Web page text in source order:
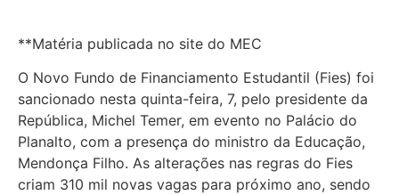
**Matéria publicada no site do MEC
O Novo Fundo de Financiamento Estudantil (Fies) foi
sancionado nesta quinta-feira, 7, pelo presidente da
República, Michel Temer, em evento no Palácio do
Planalto, com a presença do ministro da Educação,
Mendonça Filho. As alterações nas regras do Fies
criam 310 mil novas vagas para próximo ano, sendo